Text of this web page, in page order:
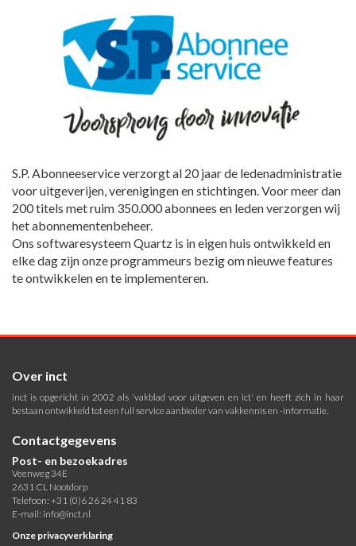
S.P. Abonneeservice verzorgt al 20 jaar de ledenadministratie
voor uitgeverijen, verenigingen en stichtingen. Voor meer dan
200 titels met ruim 350.000 abonnees en leden verzorgen wij
het abonnementenbeheer.
Ons softwaresysteem Quartz is in eigen huis ontwikkeld en
elke dag zijn onze programmeurs bezig om nieuwe features
te ontwikkelen en te implementeren.
Over inct
inct is opgericht in 2002 als 'vakblad voor uitgeven en ict' en heeft zich in haar
bestaan ontwikkeld tot een full service aanbieder van vakkennis en -informatie.
Contactgegevens
Post- en bezoekadres
Veenweg 34E
2631 CL Nootdorp
Telefoon: +31 (0)6 26 24 41 83
E-mail: info@inct.nl
Onze privacyverklaring